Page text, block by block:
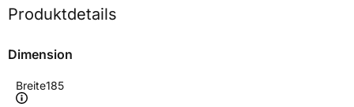
Produktdetails
Dimension
Breite185